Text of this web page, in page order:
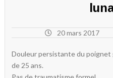
20 mars 2017
Douleur persistante du
de 25 ans.